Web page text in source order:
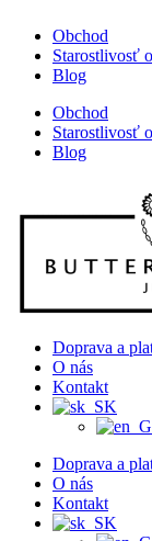
Obchod
Starostlivosť
Blog
Obchod
Starostlivosť
Blog
Doprava a
O nás
Kontakt
Doprava a
O nás
Kontakt